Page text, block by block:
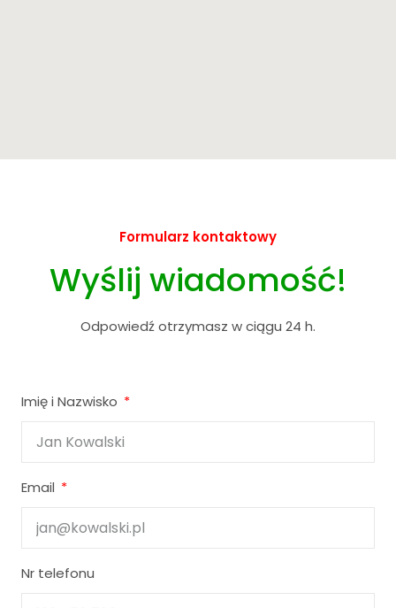
Formularz kontaktowy
Wyślij wiadomość!
Odpowiedź otrzymasz w ciągu 24 h.
Imię i Nazwisko
Email
Nr telefonu